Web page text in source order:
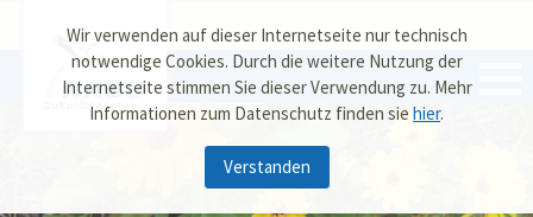
Wir verwenden auf dieser Internetseite nur technisch
notwendige Cookies. Durch die weitere Nutzung der
Internetseite stimmen Sie dieser Verwendung zu. Mehr
Informationen zum Datenschutz finden sie hier.
Verstanden
Zukunftsgarten